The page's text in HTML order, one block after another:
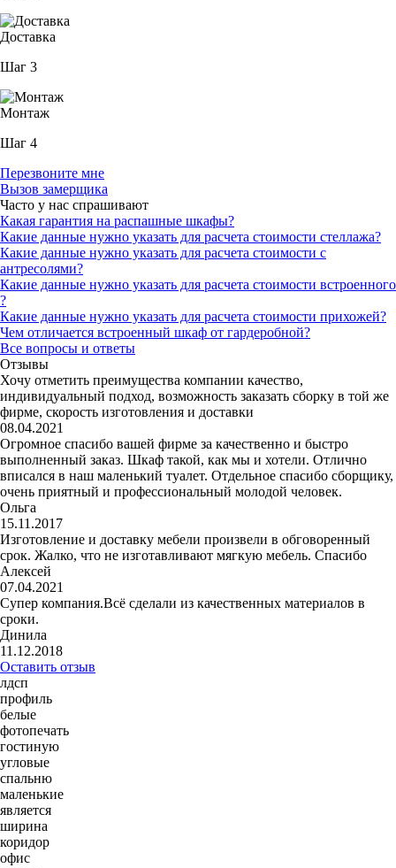
Доставка
Шаг 3
Монтаж
Шаг 4
Перезвоните мне
Вызов замерщика
Часто у нас спрашивают
Какая гарантия на распашные шкафы?
Какие данные нужно указать для расчета стоимости cтеллажа?
Какие данные нужно указать для расчета стоимости с
антресолями?
Какие данные нужно указать для расчета стоимости встроенного
?
Какие данные нужно указать для расчета стоимости прихожей?
Чем отличается встроенный шкаф от гардеробной?
Все вопросы и ответы
Отзывы
Хочу отметить преимущества компании качество,
индивидуальный подход, возможность заказать сборку в той же
фирме, скорость изготовления и доставки
08.04.2021
Огромное спасибо вашей фирме за качественно и быстро
выполненный заказ. Шкаф такой, как мы и хотели. Отлично
вписался в наш маленький туалет. Отдельное спасибо сборщику,
очень приятный и профессиональный молодой человек.
Ольга
15.11.2017
Изготовление и доставку мебели произвели в обговоренный
срок. Жалко, что не изготавливают мягкую мебель. Спасибо
Алексей
07.04.2021
Супер компания.Всё сделали из качественных материалов в
сроки.
Динила
11.12.2018
Оставить отзыв
лдсп
профиль
белые
фотопечать
гостиную
угловые
спальню
маленькие
является
ширина
коридор
офис